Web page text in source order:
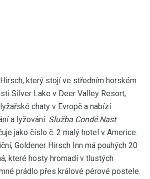
který stojí ve středním horském
Silver Lake v Deer Valley Resort,
chaty v Evropě a nabízí
a lyžování. Služba Condé Nast
jako číslo č. 2 malý hotel v Americe.
Goldener Hirsch Inn má pouhých 20
které hosty hromadí v tlustých
prádlo přes králové pérové ​​postele.